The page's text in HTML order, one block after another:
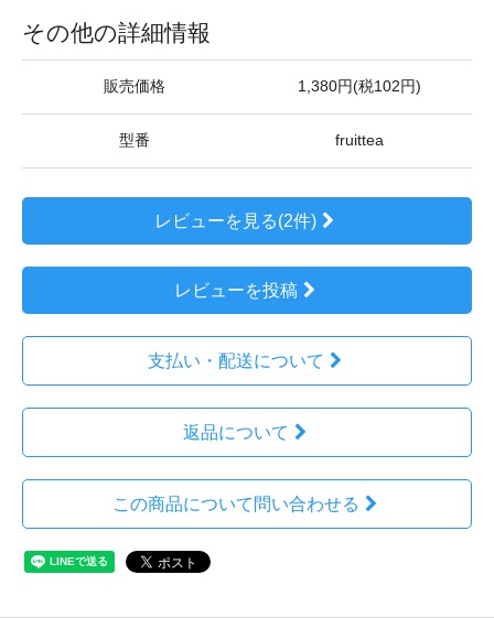
その他の詳細情報
販売価格 1,380円(税102円)
型番 fruittea
レビューを見る(2件)
レビューを投稿
支払い・配送について
返品について
この商品について問い合わせる